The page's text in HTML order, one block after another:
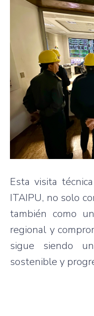
Esta visita
ITAIPU, no solo
también como
regional y
sigue siendo
sostenible y